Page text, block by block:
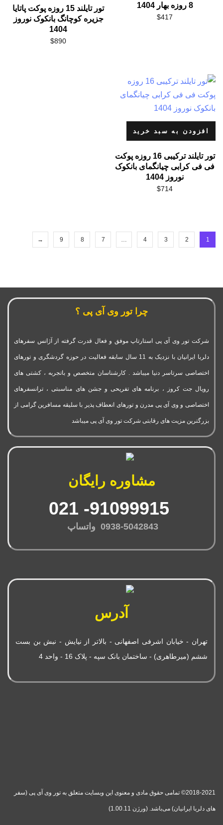
8 روزه بهار 1404
$417
تور تایلند 15 روزه پوکت پاتایا
جزیره کوچانگ بانکوک نوروز
1404
$890
افزودن به سبد خرید
تور تایلند ترکیبی 16 روزه پوکت
فی فی کرابی چیانگمای بانکوک
نوروز 1404
$714
1
2
3
4
7
8
9
→
چرا تور وی آی پی ؟
شرکت تور وی آی پی استارتاپ موفق و فعال قدرت گرفته از آژانس سفرهای
دلربا ایرانیان با نزدیک به 11 سال سابقه فعالیت در حوزه گردشگری و تورهای
اختصاصی سرتاسر دنیا میباشد . کارشناسان متخصص و باتجربه ، کشتی های
رویال جت کروز ، برنامه های تفریحی و جشن های مناسبتی ، ترانسفرهای
اختصاصی و وی آی پی مدرن و تورهای انعطاف پذیر با سلیقه مسافرین گرامی از
بزرگترین مزیت های رقابتی شرکت تور وی آی پی میباشد
مشاوره رایگان
0938-5042843 واتساپ
آدرس
تهران - خیابان اشرفی اصفهانی - بالاتر از نیایش - نبش بن بست
ششم (میرطاهری) - ساختمان بانک سپه - پلاک 16 - واحد 4
2018-2021© تمامی حقوق مادی و معنوی این وبسایت متعلق به تور وی آی پی (سفر
های دلربا ایرانیان) می‌باشد. (ورژن 1.00.11)